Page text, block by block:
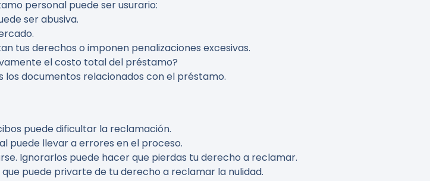
personal puede ser usurario:
ser abusiva.
tus derechos o imponen penalizaciones excesivas.
el costo total del préstamo?
los documentos relacionados con el préstamo.
puede dificultar la reclamación.
puede llevar a errores en el proceso.
Ignorarlos puede hacer que pierdas tu derecho a reclamar.
puede privarte de tu derecho a reclamar la nulidad.